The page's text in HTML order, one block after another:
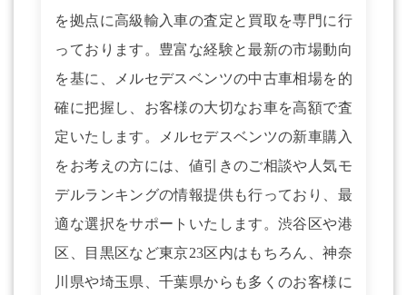
を拠点に高級輸入車の査定と買取を専門に行
っております。豊富な経験と最新の市場動向
を基に、メルセデスベンツの中古車相場を的
確に把握し、お客様の大切なお車を高額で査
定いたします。メルセデスベンツの新車購入
をお考えの方には、値引きのご相談や人気モ
デルランキングの情報提供も行っており、最
適な選択をサポートいたします。渋谷区や港
区、目黒区など東京23区内はもちろん、神奈
川県や埼玉県、千葉県からも多くのお客様に